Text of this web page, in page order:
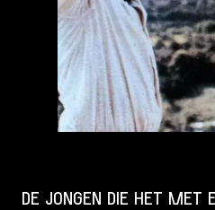
DE JONGEN DIE HET MET